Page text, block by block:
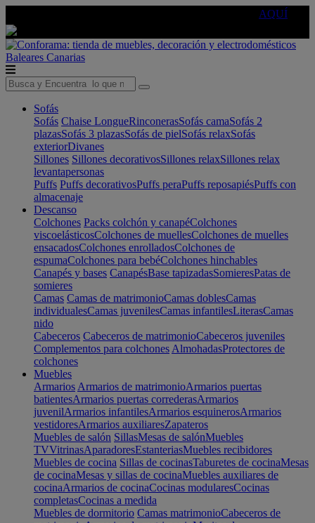
AQUÍ
Baleares Canarias
Sofás
Sofás Chaise LongueRinconerasSofás camaSofás 2
plazasSofás 3 plazasSofás de pielSofás relaxSofás
exteriorDivanes
Sillones Sillones decorativosSillones relaxSillones relax
levantapersonas
Puffs Puffs decorativosPuffs peraPuffs reposapiésPuffs con
almacenaje
Descanso
Colchones Packs colchón y canapéColchones
viscoelásticosColchones de muellesColchones de muelles
ensacadosColchones enrolladosColchones de
espumaColchones para bebéColchones hinchables
Canapés y bases CanapésBase tapizadasSomieresPatas de
somieres
Camas Camas de matrimonioCamas doblesCamas
individualesCamas juvenilesCamas infantilesLiterasCamas
nido
Cabeceros Cabeceros de matrimonioCabeceros juveniles
Complementos para colchones AlmohadasProtectores de
colchones
Muebles
Armarios Armarios de matrimonioArmarios puertas
batientesArmarios puertas correderasArmarios
juvenilArmarios infantilesArmarios esquinerosArmarios
vestidoresArmarios auxiliaresZapateros
Muebles de salón SillasMesas de salónMuebles
TVVitrinasAparadoresEstanteriasMuebles recibidores
Muebles de cocina Sillas de cocinasTaburetes de cocinaMesas
de cocinaMesas y sillas de cocinaMuebles auxiliares de
cocinaArmarios de cocinaCocinas modularesCocinas
completasCocinas a medida
Muebles de dormitorio Camas matrimonioCabeceros de